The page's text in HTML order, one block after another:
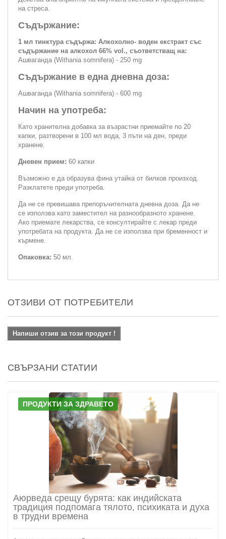
на стреса.
Съдържание:
1 мл тинктура съдържа: Алкохолно- воден екстракт със
съдържание на алкохол 66% vol., съответстващ на:
Ашваганда (Withania somnifera) - 250 mg
Съдържание в една дневна доза:
Ашваганда (Withania somnifera) - 600 mg
Начин на употреба:
Като хранителна добавка за възрастни приемайте по 20
капки, разтворени в 100 мл вода, 3 пъти на ден, преди
хранене.
Дневен прием: 60 капки
Възможно е да образува фина утайка от билков произход.
Разклатете преди употреба.
Да не се превишава препоръчителната дневна доза. Да не
се използва като заместител на разнообразното хранене.
Ако приемате лекарства, се консултирайте с лекар преди
употребата на продукта. Да не се използва при бременност и
кърмене.
Опаковка: 50 мл.
ОТЗИВИ ОТ ПОТРЕБИТЕЛИ
Напиши отзив за този продукт !
СВЪРЗАНИ СТАТИИ
ПРОДУКТИ ЗА ЗДРАВЕТО
Аюрведа срещу бурята: как индийската
традиция подпомага тялото, психиката и духа
в трудни времена